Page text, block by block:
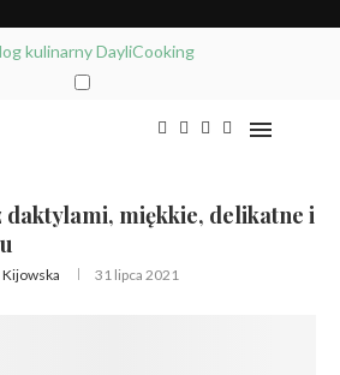
daktylami, miękkie, delikatne i
Kijowska 31 lipca 2021